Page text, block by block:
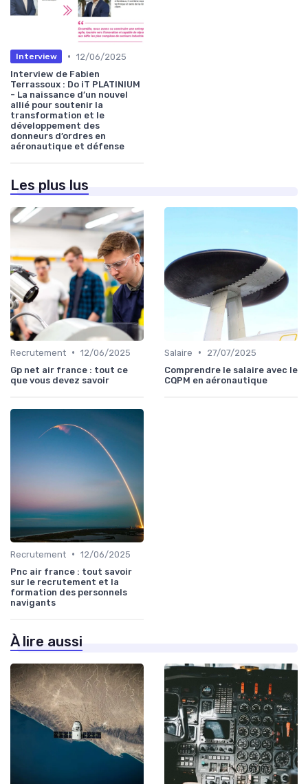
Interview • 12/06/2025
Interview de Fabien
Terrassoux : Do iT PLATINIUM
- La naissance d’un nouvel
allié pour soutenir la
transformation et le
développement des
donneurs d’ordres en
aéronautique et défense
Les plus lus
Recrutement • 12/06/2025
Gp net air france : tout ce
que vous devez savoir
Salaire •
27/07/2025
Comprendre le salaire avec le
CQPM en aéronautique
Recrutement • 12/06/2025
Pnc air france : tout savoir
sur le recrutement et la
formation des personnels
navigants
À lire aussi